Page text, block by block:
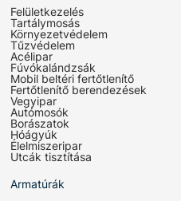
Felületkezelés
Tartálymosás
Környezetvédelem
Tűzvédelem
Acélipar
Fúvókalándzsák
Mobil beltéri fertőtlenítő
Fertőtlenítő berendezések
Vegyipar
Autómosók
Borászatok
Hóágyúk
Élelmiszeripar
Utcák tisztítása
Armatúrák